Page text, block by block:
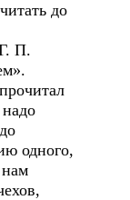
до
П.
одного,